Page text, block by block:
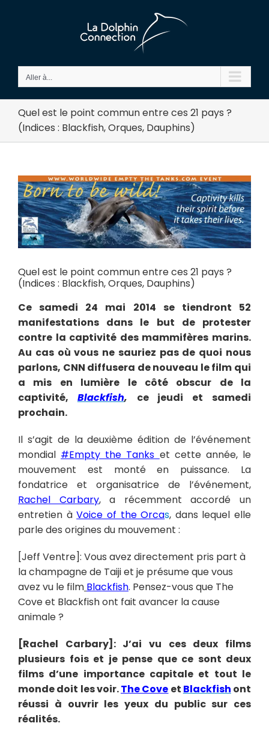
Aller à...
Quel est le point commun entre ces 21 pays ?
(Indices : Blackfish, Orques, Dauphins)
Quel est le point commun entre ces 21 pays ?
(Indices : Blackfish, Orques, Dauphins)
Ce samedi 24 mai 2014 se tiendront 52
manifestations dans le but de protester
contre la captivité des mammifères marins.
Au cas où vous ne sauriez pas de quoi nous
parlons, CNN diffusera de nouveau le film qui
a mis en lumière le côté obscur de la
captivité, Blackfish, ce jeudi et samedi
prochain.
Il s’agit de la deuxième édition de l’événement
mondial #Empty the Tanks et cette année, le
mouvement est monté en puissance. La
fondatrice et organisatrice de l’événement,
Rachel Carbary, a récemment accordé un
entretien àVoice of the Orcas, dans lequel elle
parle des origines du mouvement :
[Jeff Ventre]: Vous avez directement pris part à
la champagne de Taiji et je présume que vous
avez vu le film Blackfish. Pensez-vous que The
Cove et Blackfish ont fait avancer la cause
animale ?
[Rachel Carbary]: J’ai vu ces deux films
plusieurs fois et je pense que ce sont deux
films d’une importance capitale et tout le
monde doit les voir.The Cove et Blackfish ont
réussi à ouvrir les yeux du public sur ces
réalités.